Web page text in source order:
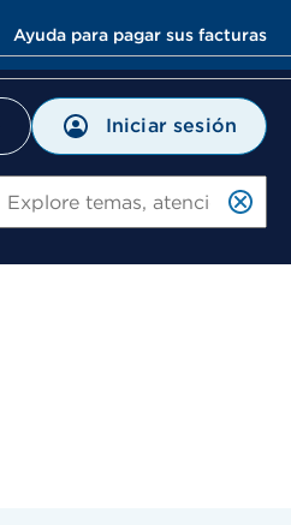
Ayuda para pagar sus facturas
Iniciar sesión